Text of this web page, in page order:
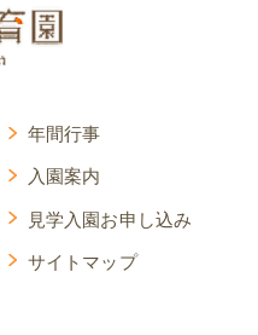
年間行事
入園案内
見学入園お申し込み
サイトマップ